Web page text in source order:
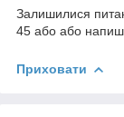
Залишилися
45 або або
Приховати